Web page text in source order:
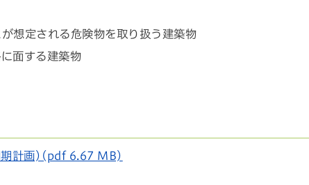
想定される危険物を取り扱う建築物
面する建築物
期計画)(pdf 6.67 MB)